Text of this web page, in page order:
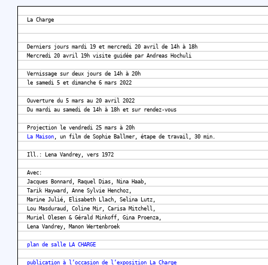
La Charge
Derniers jours mardi 19 et mercredi 20 avril de 14h à 18h
Mercredi 20 avril 19h visite guidée par Andreas Hochuli
Vernissage sur deux jours de 14h à 20h
le samedi 5 et dimanche 6 mars 2022
Ouverture du 5 mars au 20 avril 2022
Du mardi au samedi de 14h à 18h et sur rendez-vous
Projection le vendredi 25 mars à 20h
La Maison , un film de Sophie Ballmer, étape de travail, 30 min.
Ill.: Lena Vandrey, vers 1972
Avec:
Jacques Bonnard, Raquel Dias, Nina Haab,
Tarik Hayward, Anne Sylvie Henchoz,
Marine Julié, Elisabeth Llach, Selina Lutz,
Lou Masduraud, Coline Mir, Carisa Mitchell,
Muriel Olesen & Gérald Minkoff, Gina Proenza,
Lena Vandrey, Manon Wertenbroek
plan de salle LA CHARGE
publication à l’occasion de l’exposition La Charge